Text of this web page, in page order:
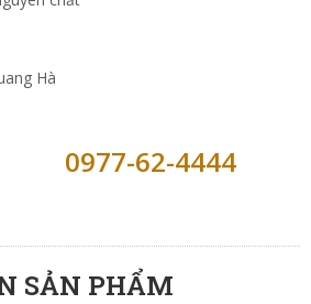
Hà
0977-62-4444
SẢN PHẨM